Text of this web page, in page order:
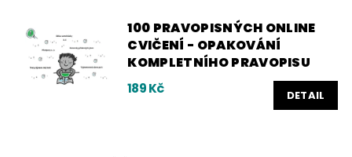
100 PRAVOPISNÝCH ONLINE
CVIČENÍ - OPAKOVÁNÍ
KOMPLETNÍHO PRAVOPISU
189 Kč DETAIL